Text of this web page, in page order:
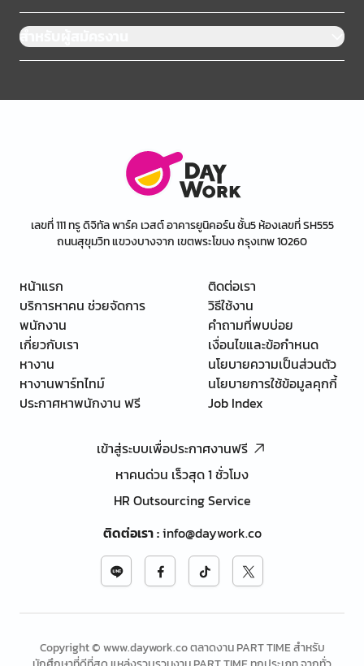
สำหรับผู้สมัครงาน
เลขที่ 111 ทรู ดิจิทัล พาร์ค เวสต์ อาคารยูนิคอร์น ชั้น5 ห้องเลขที่ SH555
ถนนสุขุมวิท แขวงบางจาก เขตพระโขนง กรุงเทพ 10260
หน้าแรก
บริการหาคน ช่วยจัดการ
พนักงาน
เกี่ยวกับเรา
หางาน
หางานพาร์ทไทม์
ประกาศหาพนักงาน ฟรี
ติดต่อเรา
วิธีใช้งาน
คำถามที่พบบ่อย
เงื่อนไขและข้อกำหนด
นโยบายความเป็นส่วนตัว
นโยบายการใช้ข้อมูลคุกกี้
Job Index
เข้าสู่ระบบเพื่อประกาศงานฟรี
หาคนด่วน เร็วสุด 1 ชั่วโมง
HR Outsourcing Service
ติดต่อเรา:info@daywork.co
Copyright © www.daywork.co ตลาดงาน PART TIME สำหรับ